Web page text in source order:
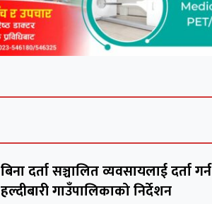
बिना दर्ता सञ्चालित व्यवसायलाई दर्ता गर्न
हल्दीबारी गाउँपालिकाको निर्देशन